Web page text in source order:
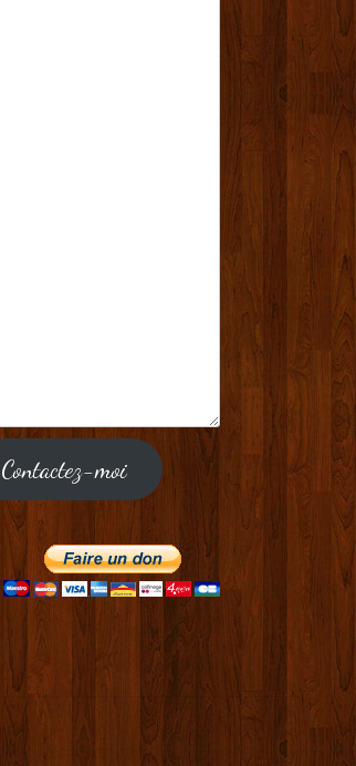
Contactez-moi